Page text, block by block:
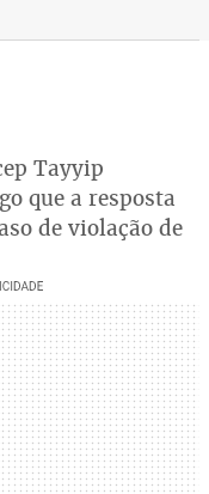
Tayyip
que a resposta
de violação de